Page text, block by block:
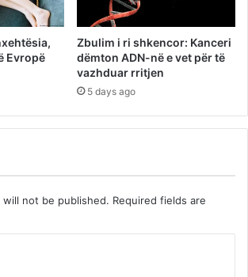
Evropë
Zbulim i ri shkencor: Kanceri
dëmton ADN-në e vet për të
vazhduar rritjen
5 days ago
will not be published. Required fields are